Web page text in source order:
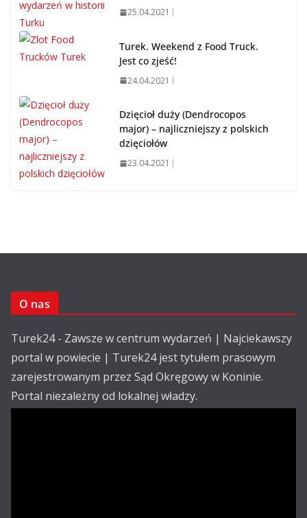
25.04.2021
Turek. Weekend z Food Truck.
Jest co zjeść!
24.04.2021
Dzięcioł duży (Dendrocopos
major) – najliczniejszy z polskich
dzięciołów
23.04.2021
O nas
Turek24 - Zawsze w centrum wydarzeń | Najciekawszy
portal w powiecie | Turek24 jest tytułem prasowym
zarejestrowanym przez Sąd Okręgowy w Koninie.
Portal niezależny od lokalnej władzy.